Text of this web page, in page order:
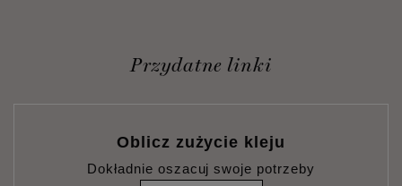
Przydatne linki
Oblicz zużycie kleju
Dokładnie oszacuj swoje potrzeby